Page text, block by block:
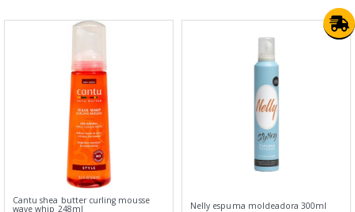
Cantu shea butter curling mousse
wave whip 248ml Nelly espuma moldeadora 300ml